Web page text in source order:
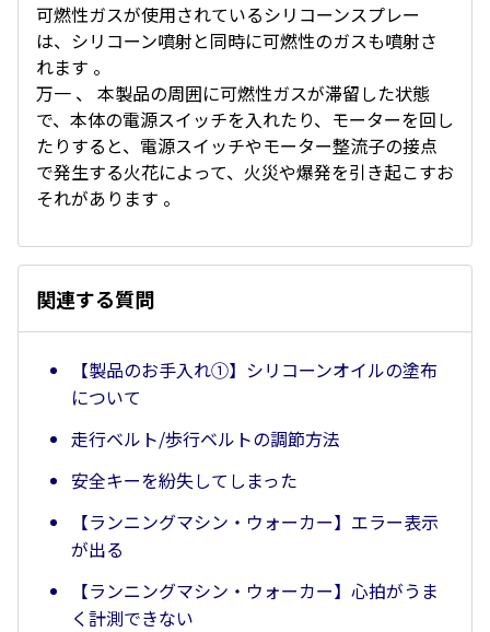
可燃性ガスが使用されているシリコーンスプレー
は、シリコーン噴射と同時に可燃性のガスも噴射さ
れます 。
万一 、 本製品の周囲に可燃性ガスが滞留した状態
で、本体の電源スイッチを入れたり、モーターを回し
たりすると、電源スイッチやモーター整流子の接点
で発生する火花によって、火災や爆発を引き起こすお
それがあります 。
関連する質問
【製品のお手入れ①】シリコーンオイルの塗布
について
走行ベルト/歩行ベルトの調節方法
安全キーを紛失してしまった
【ランニングマシン・ウォーカー】エラー表示
が出る
【ランニングマシン・ウォーカー】心拍がうま
く計測できない